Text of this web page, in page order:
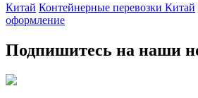
Китай Контейнерные перевозки Китай
оформление
Подпишитесь на наши